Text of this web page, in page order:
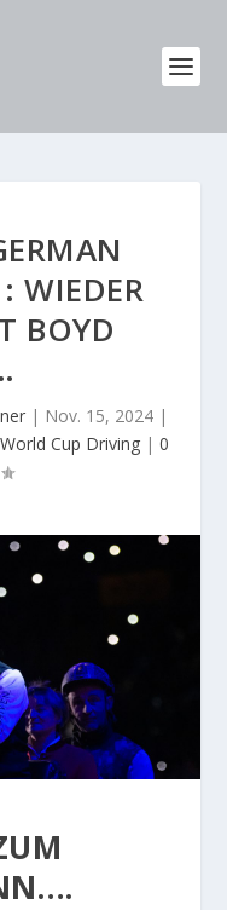
WIEDER
BOYD
| Nov. 15, 2024|
Cup Driving| 0